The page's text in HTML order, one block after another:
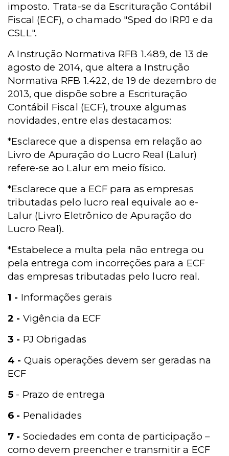
imposto. Trata-se da Escrituração Contábil
Fiscal (ECF), o chamado "Sped do IRPJ e da
CSLL".
A Instrução Normativa RFB 1.489, de 13 de
agosto de 2014, que altera a Instrução
Normativa RFB 1.422, de 19 de dezembro de
2013, que dispõe sobre a Escrituração
Contábil Fiscal (ECF), trouxe algumas
novidades, entre elas destacamos:
*Esclarece que a dispensa em relação ao
Livro de Apuração do Lucro Real (Lalur)
refere-se ao Lalur em meio físico.
*Esclarece que a ECF para as empresas
tributadas pelo lucro real equivale ao e-
Lalur (Livro Eletrônico de Apuração do
Lucro Real).
*Estabelece a multa pela não entrega ou
pela entrega com incorreções para a ECF
das empresas tributadas pelo lucro real.
1 - Informações gerais
2 - Vigência da ECF
3 - PJ Obrigadas
4 - Quais operações devem ser geradas na
ECF
5 - Prazo de entrega
6 - Penalidades
7 - Sociedades em conta de participação –
como devem preencher e transmitir a ECF